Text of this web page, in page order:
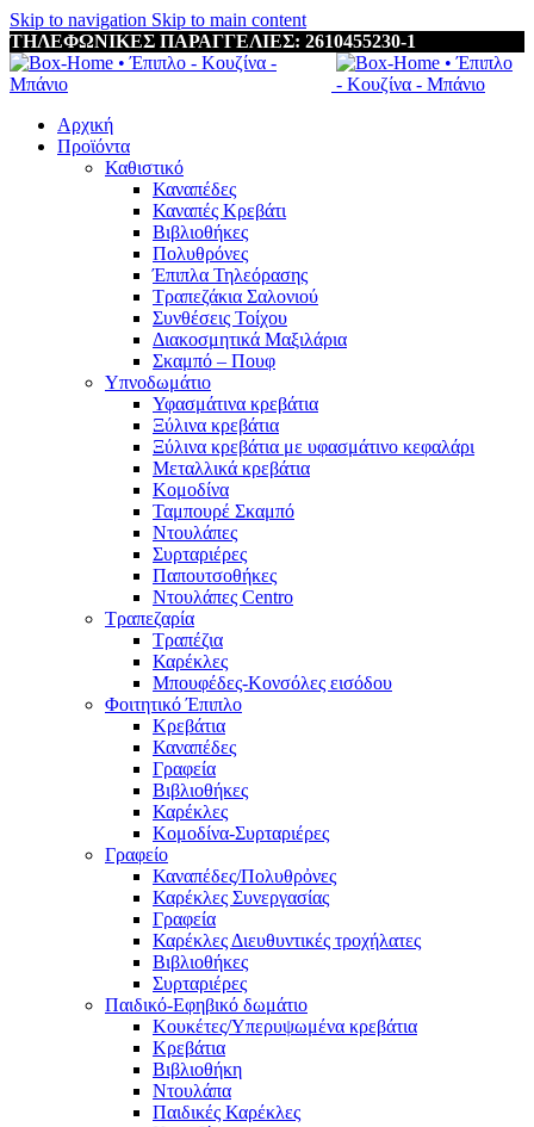
Skip to navigation Skip to main content
ΤΗΛΕΦΩΝΙΚΕΣ ΠΑΡΑΓΓΕΛΙΕΣ: 2610455230-1
Αρχική
Προϊόντα
Καθιστικό
Καναπέδες
Καναπές Κρεβάτι
Βιβλιοθήκες
Πολυθρόνες
Έπιπλα Τηλεόρασης
Τραπεζάκια Σαλονιού
Συνθέσεις Τοίχου
Διακοσμητικά Μαξιλάρια
Σκαμπό – Πουφ
Υπνοδωμάτιο
Υφασμάτινα κρεβάτια
Ξύλινα κρεβάτια
Ξύλινα κρεβάτια με υφασμάτινο κεφαλάρι
Mεταλλικά κρεβάτια
Κομοδίνα
Ταμπουρέ Σκαμπό
Ντουλάπες
Συρταριέρες
Παπουτσοθήκες
Ντουλάπες Centro
Τραπεζαρία
Τραπέζια
Καρέκλες
Μπουφέδες-Κονσόλες εισόδου
Φοιτητικό Έπιπλο
Κρεβάτια
Καναπέδες
Γραφεία
Βιβλιοθήκες
Καρέκλες
Κομοδίνα-Συρταριέρες
Γραφείο
Καναπέδες/Πολυθρὀνες
Καρέκλες Συνεργασίας
Γραφεία
Καρέκλες Διευθυντικές τροχήλατες
Βιβλιοθήκες
Συρταριέρες
Παιδικό-Εφηβικό δωμάτιο
Κουκέτες/Υπερυψωμένα κρεβάτια
Κρεβάτια
Βιβλιοθήκη
Ντουλάπα
Παιδικές Καρέκλες